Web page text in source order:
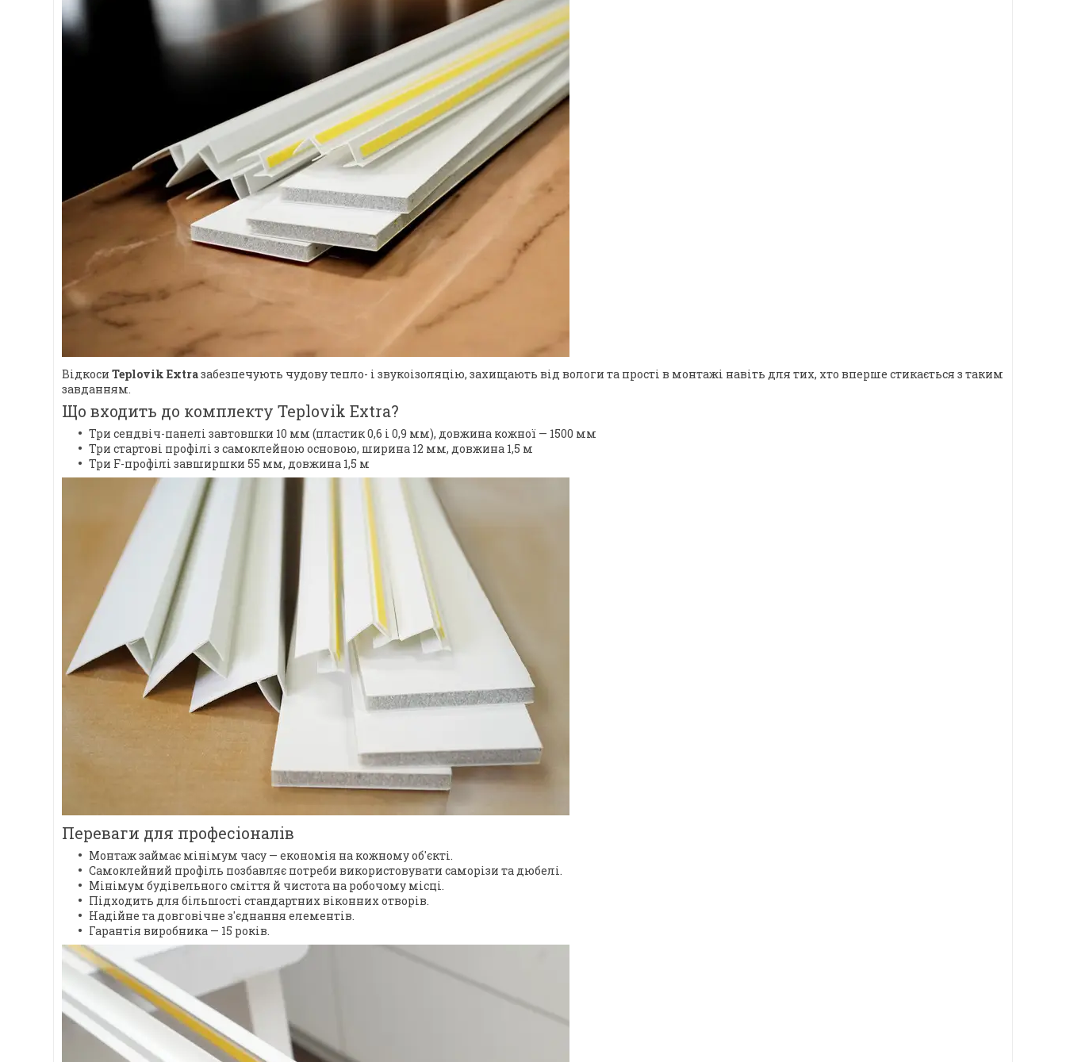
Відкоси Teplovik Extraзабезпечують чудову тепло- і звукоізоляцію, захищають від вологи та прості в монтажі навіть для тих, хто вперше стикається з таким
завданням.
Що входить до комплекту Teplovik Extra?
Три сендвіч-панелі завтовшки 10 мм (пластик 0,6 і 0,9 мм), довжина кожної — 1500 мм
Три стартові профілі з самоклейною основою, ширина 12 мм, довжина 1,5 м
Три F-профілі завширшки 55 мм, довжина 1,5 м
Переваги для професіоналів
Монтаж займає мінімум часу — економія на кожному об'єкті.
Самоклейний профіль позбавляє потреби використовувати саморізи та дюбелі.
Мінімум будівельного сміття й чистота на робочому місці.
Підходить для більшості стандартних віконних отворів.
Надійне та довговічне з'єднання елементів.
Гарантія виробника — 15 років.